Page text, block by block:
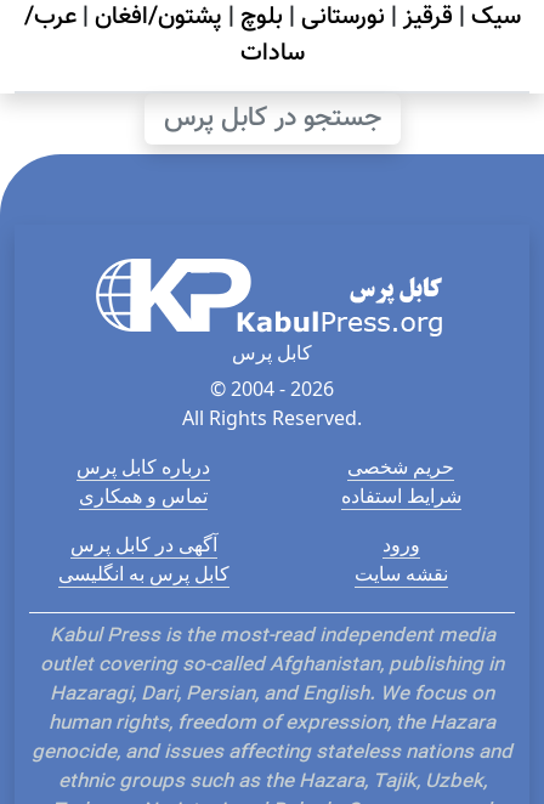
سیک| قرقیز| نورستانی| بلوچ | پشتون/افغان|عرب/
سادات
جستجو در کابل پرس
کابل پرس
© 2004 - 2026
All Rights Reserved.
درباره کابل پرس
تماس و همکاری
حریم شخصی
شرایط استفاده
آگهی در کابل پرس
کابل پرس به انگلیسی
ورود
نقشه سایت
Kabul Press is the most-read independent media
outlet covering so-called Afghanistan, publishing in
Hazaragi, Dari, Persian, and English. We focus on
human rights, freedom of expression, the Hazara
genocide, and issues affecting stateless nations and
ethnic groups such as the Hazara, Tajik, Uzbek,